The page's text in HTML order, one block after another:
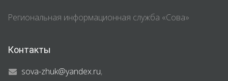
Региональная информационная служба «Сова»
Контакты
sova-zhuk@yandex.ru,